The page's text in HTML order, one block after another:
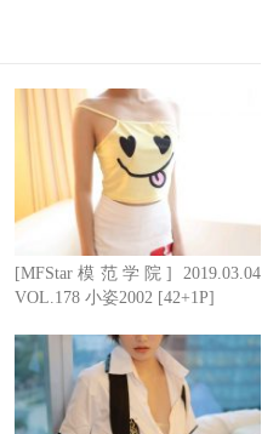
[MFStar模范学院] 2019.03.04
VOL.178 小姿2002 [42+1P]